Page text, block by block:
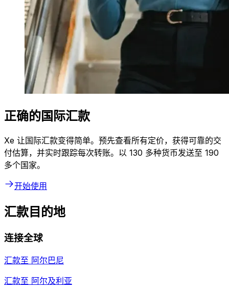
正确的国际汇款
Xe 让国际汇款变得简单。预先查看所有定价，获得可靠的交
付估算，并实时跟踪每次转账。以 130 多种货币发送至 190
多个国家。
开始使用
汇款目的地
连接全球
汇款至 阿尔巴尼
汇款至 阿尔及利亚